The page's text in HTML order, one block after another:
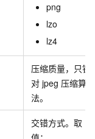
png
lzo
lz4
压缩质量，只针
对 jpeg 压缩算
法。
交错方式。取